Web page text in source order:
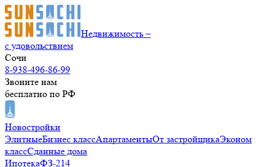
Недвижимость –
с удовольствием
Сочи
8-938-496-86-99
Звоните нам
бесплатно по РФ
Новостройки
ЭлитныеБизнес классАпартаментыОт застройщикаЭконом
классСданные дома
ИпотекаФЗ-214